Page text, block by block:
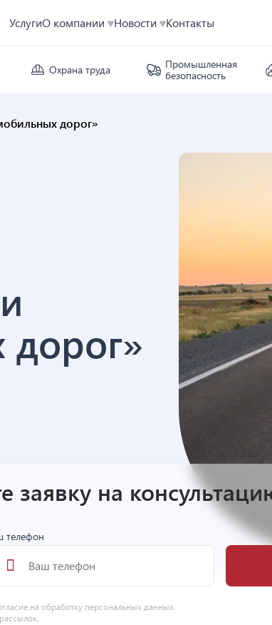
УслугиО компании Новости Контакты
Охрана труда
Промышленная
безопасность
дорог»
заявку на
телефон
на обработку персональных данных.